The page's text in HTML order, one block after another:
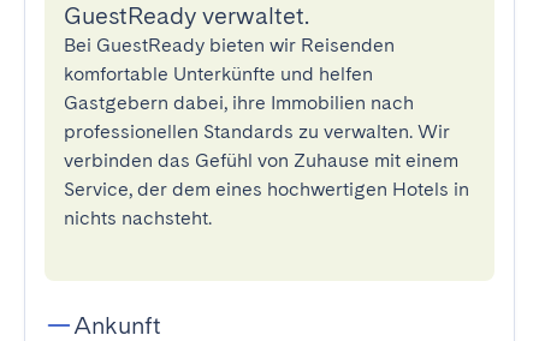
GuestReady verwaltet.
Bei GuestReady bieten wir Reisenden
komfortable Unterkünfte und helfen
Gastgebern dabei, ihre Immobilien nach
professionellen Standards zu verwalten. Wir
verbinden das Gefühl von Zuhause mit einem
Service, der dem eines hochwertigen Hotels in
nichts nachsteht.
Ankunft